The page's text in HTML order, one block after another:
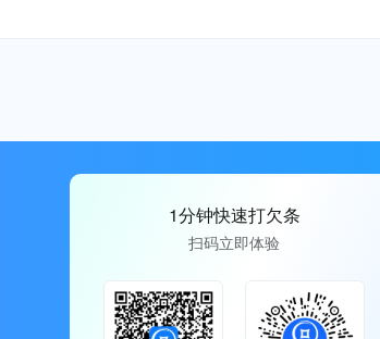
1分钟快速打欠条
扫码立即体验